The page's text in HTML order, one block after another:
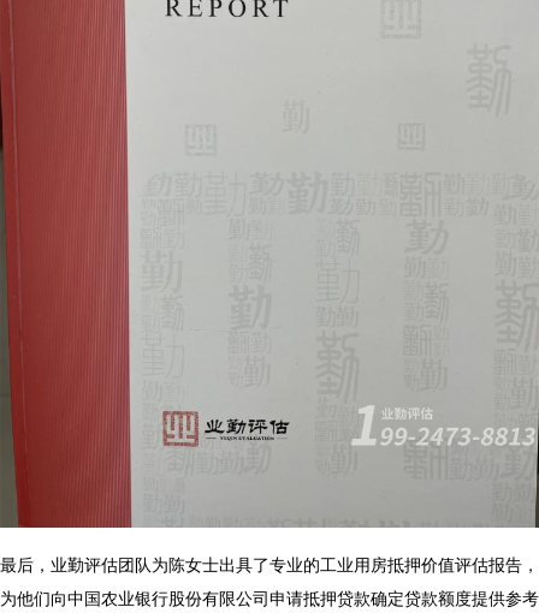
最后，业勤评估团队为陈女士出具了专业的工业用房抵押价值评估报告，
为他们向中国农业银行股份有限公司申请抵押贷款确定贷款额度提供参考